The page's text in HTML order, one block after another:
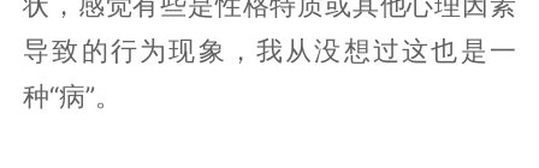
导致的行为现象，我从没想过这也是一
种“病”。